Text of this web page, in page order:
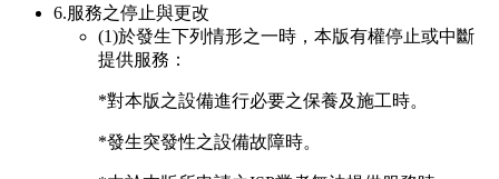
6.服務之停止與更改
(1)於發生下列情形之一時，本版有權停止或中斷
提供服務：
*對本版之設備進行必要之保養及施工時。
*發生突發性之設備故障時。